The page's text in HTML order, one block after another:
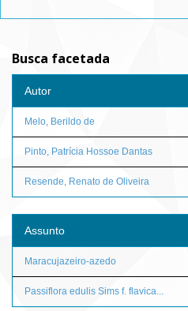
Busca facetada
Autor
Melo, Berildo de
Pinto, Patrícia Hossoe Dantas
Resende, Renato de Oliveira
Assunto
Maracujazeiro-azedo
Passiflora edulis Sims f. flavica...